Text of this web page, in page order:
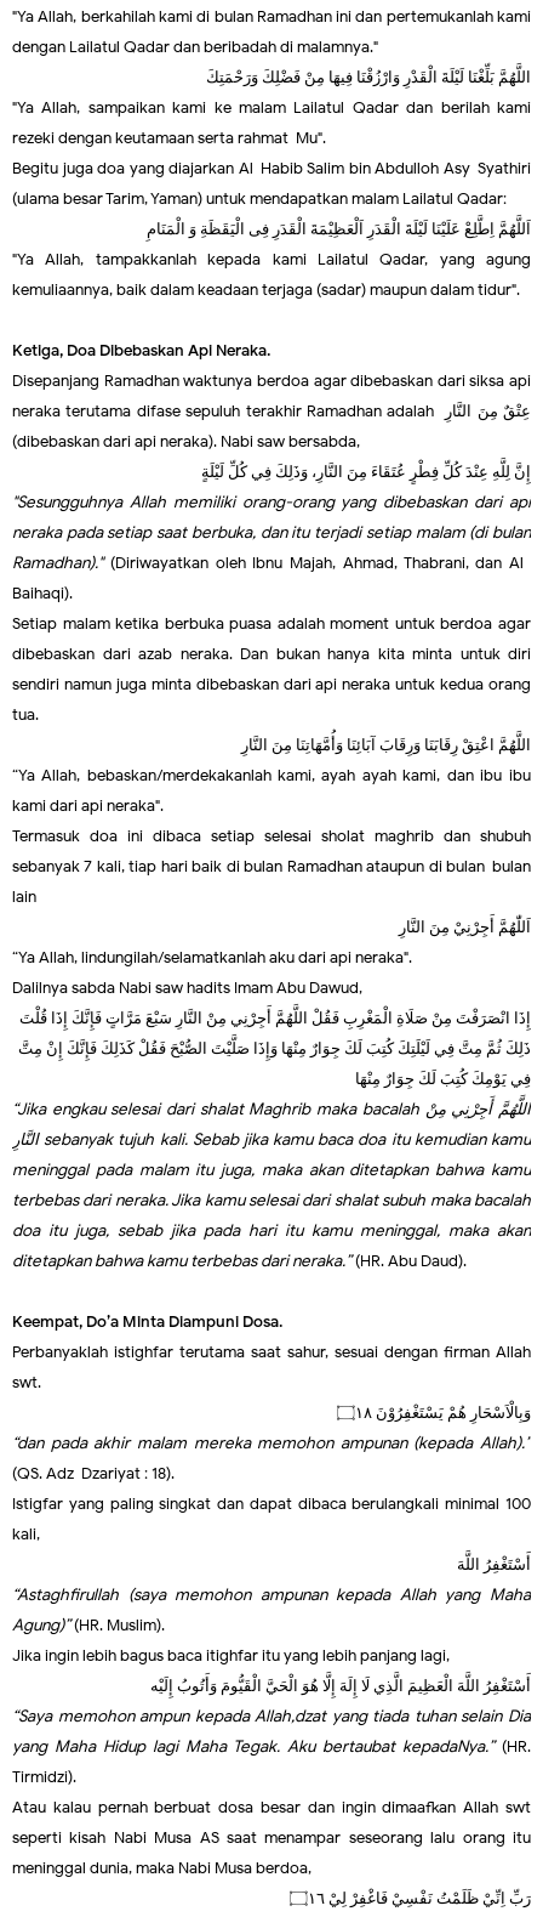
"Ya Allah, berkahilah kami di bulan Ramadhan ini dan pertemukanlah kami
dengan Lailatul Qadar dan beribadah di malamnya."
اللَّهُمَّ بَلِّغْنَا لَيْلَةَ الْقَدْرِ وَارْزُقْنَا فِيهَا مِنْ فَضْلِكَ وَرَحْمَتِكَ
"Ya Allah, sampaikan kami ke malam Lailatul Qadar dan berilah kami
rezeki dengan keutamaan serta rahmat-Mu".
Begitu juga doa yang diajarkan Al-Habib Salim bin Abdulloh Asy-Syathiri
(ulama besar Tarim, Yaman) untuk mendapatkan malam Lailatul Qadar:
اَللَّهُمَّ اِطَّلِعْ عَلَيْنَا لَيْلَةَ الْقَدَرِ اَلْعَظِيْمَةَ الْقَدَرِ فِى الْيَقَظَةِ وَ الْمَنَامِ
"Ya Allah, tampakkanlah kepada kami Lailatul Qadar, yang agung
kemuliaannya, baik dalam keadaan terjaga (sadar) maupun dalam tidur".
Ketiga, Doa Dibebaskan Api Neraka.
Disepanjang Ramadhan waktunya berdoa agar dibebaskan dari siksa api
neraka terutama difase sepuluh terakhir Ramadhan adalah
عِتْقٌ مِنَ النَّارِ
(dibebaskan dari api neraka). Nabi saw bersabda,
إِنَّ لِلَّهِ عِنْدَ كُلِّ فِطْرٍ عُتَقَاءَ مِنَ النَّارِ، وَذَلِكَ فِي كُلِّ لَيْلَةٍ
"Sesungguhnya Allah memiliki orang-orang yang dibebaskan dari api
neraka pada setiap saat berbuka, dan itu terjadi setiap malam (di bulan
Ramadhan)."(Diriwayatkan oleh Ibnu Majah, Ahmad, Thabrani, dan Al-
Baihaqi).
Setiap malam ketika berbuka puasa adalah moment untuk berdoa agar
dibebaskan dari azab neraka. Dan bukan hanya kita minta untuk diri
sendiri namun juga minta dibebaskan dari api neraka untuk kedua orang
tua.
اللَّهُمَّ اعْتِقْ رِقَابَنَا وَرِقَابَ آبَائِنَا وَأُمَّهَاتِنَا مِنَ النَّارِ
“Ya Allah, bebaskan/merdekakanlah kami, ayah-ayah kami, dan ibu-ibu
kami dari api neraka".
Termasuk doa ini dibaca setiap selesai sholat maghrib dan shubuh
sebanyak 7 kali, tiap hari baik di bulan Ramadhan ataupun di bulan-bulan
lain
اَللّٰهُمَّ أَجِرْنِيْ مِنَ النَّارِ
“Ya Allah, lindungilah/selamatkanlah aku dari api neraka".
Dalilnya sabda Nabi saw hadits Imam Abu Dawud,
إِذَا انْصَرَفْتَ مِنْ صَلَاةِ الْمَغْرِبِ فَقُلْ اللَّهُمَّ أَجِرْنِي مِنْ النَّارِ سَبْعَ مَرَّاتٍ فَإِنَّكَ إِذَا قُلْتَ
ذَلِكَ ثُمَّ مِتَّ فِي لَيْلَتِكَ كُتِبَ لَكَ جِوَارٌ مِنْهَا وَإِذَا صَلَّيْتَ الصُّبْحَ فَقُلْ كَذَلِكَ فَإِنَّكَ إِنْ مِتَّ
فِي يَوْمِكَ كُتِبَ لَكَ جِوَارٌ مِنْهَا
“Jika engkau selesai dari shalat Maghrib maka bacalah اللَّهُمَّ أَجِرْنِي مِنْ
النَّارِsebanyak tujuh kali. Sebab jika kamu baca doa itu kemudian kamu
meninggal pada malam itu juga, maka akan ditetapkan bahwa kamu
terbebas dari neraka. Jika kamu selesai dari shalat subuh maka bacalah
doa itu juga, sebab jika pada hari itu kamu meninggal, maka akan
ditetapkan bahwa kamu terbebas dari neraka.”(HR. Abu Daud).
Keempat, Do’a Minta Diampuni Dosa.
Perbanyaklah istighfar terutama saat sahur, sesuai dengan firman Allah
swt.
وَبِالْاَسْحَارِ هُمْ يَسْتَغْفِرُوْنَ ۝١٨
“dan pada akhir malam mereka memohon ampunan (kepada Allah).”
(QS. Adz-Dzariyat : 18).
Istigfar yang paling singkat dan dapat dibaca berulangkali minimal 100
kali,
أَسْتَغْفِرُ اللَّهَ
“Astaghfirullah (saya memohon ampunan kepada Allah yang Maha
Agung)”(HR. Muslim).
Jika ingin lebih bagus baca itighfar itu yang lebih panjang lagi,
أَسْتَغْفِرُ اللَّهَ الْعَظِيمَ الَّذِي لَا إِلَهَ إِلَّا هُوَ الْحَيَّ الْقَيُّومَ وَأَتُوبُ إِلَيْه
“Saya memohon ampun kepada Allah,dzat yang tiada tuhan selain Dia
yang Maha Hidup lagi Maha Tegak. Aku bertaubat kepadaNya.”(HR.
Tirmidzi).
Atau kalau pernah berbuat dosa besar dan ingin dimaafkan Allah swt
seperti kisah Nabi Musa AS saat menampar seseorang lalu orang itu
meninggal dunia, maka Nabi Musa berdoa,
رَبِّ اِنِّيْ ظَلَمْتُ نَفْسِيْ فَاغْفِرْ لِيْ ۝١٦